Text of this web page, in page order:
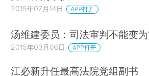
2015年07月14日 APP打开
汤维建委员：司法审判不能变为
2015年03月06日 APP打开
江必新升任最高法院党组副书